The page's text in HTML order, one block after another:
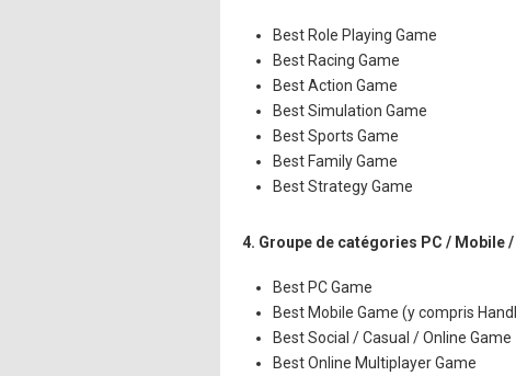
Best Role Playing Game
Best Racing Game
Best Action Game
Best Simulation Game
Best Sports Game
Best Family Game
Best Strategy Game
4. Groupe de catégories PC / Mobile /
Best PC Game
Best Mobile Game (y compris
Best Social / Casual / Online Game
Best Online Multiplayer Game